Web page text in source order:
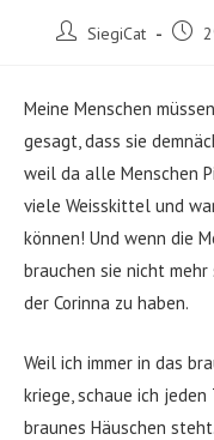
Beitrags-SiegiCat
Meine Menschen
gesagt, dass sie
weil da alle Menschen
viele Weisskittel und
können! Und wenn die
brauchen sie nicht
der Corinna zu haben.
Weil ich immer in das
kriege, schaue ich jeden
braunes Häuschen